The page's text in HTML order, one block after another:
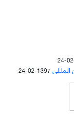
المللی 1397-02-24